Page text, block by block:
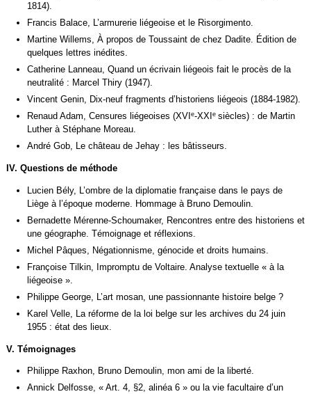
1814).
Francis Balace, L’armurerie liégeoise et le Risorgimento.
Martine Willems, À propos de Toussaint de chez Dadite. Édition de
quelques lettres inédites.
Catherine Lanneau, Quand un écrivain liégeois fait le procès de la
neutralité : Marcel Thiry (1947).
Vincent Genin, Dix-neuf fragments d’historiens liégeois (1884-1982).
Renaud Adam, Censures liégeoises (XVI e-XXI e siècles) : de Martin
Luther à Stéphane Moreau.
André Gob, Le château de Jehay : les bâtisseurs.
IV. Questions de méthode
Lucien Bély, L’ombre de la diplomatie française dans le pays de
Liège à l’époque moderne. Hommage à Bruno Demoulin.
Bernadette Mérenne-Schoumaker, Rencontres entre des historiens et
une géographe. Témoignage et réflexions.
Michel Pâques, Négationnisme, génocide et droits humains.
Françoise Tilkin, Impromptu de Voltaire. Analyse textuelle « à la
liégeoise ».
Philippe George, L’art mosan, une passionnante histoire belge ?
Karel Velle, La réforme de la loi belge sur les archives du 24 juin
1955 : état des lieux.
V. Témoignages
Philippe Raxhon, Bruno Demoulin, mon ami de la liberté.
Annick Delfosse, « Art. 4, §2, alinéa 6 » ou la vie facultaire d’un